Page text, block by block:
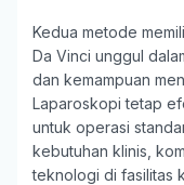
Kedua metode
Da Vinci unggul
dan kemampuan
Laparoskopi tetap
untuk operasi
kebutuhan klinis,
teknologi di fasilitas